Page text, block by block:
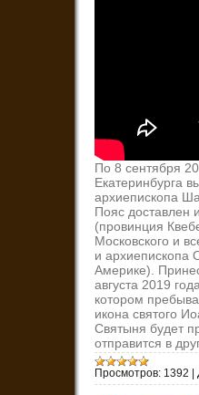
По 8 сентября
Екатеринбурга
архиепископа
Пояс доставлен
(провинция
Московского и
и архиепископа
Америке).
августа 2019
котором
икона святого
Святыня будет
отправится в
Просмотров: 1392